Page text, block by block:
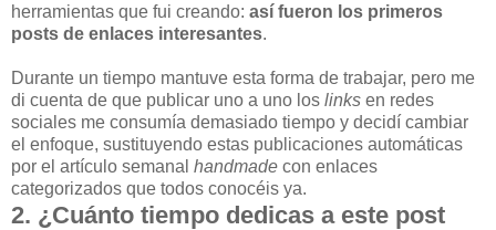
herramientas que fui creando: así fueron los primeros
posts de enlaces interesantes.
Durante un tiempo mantuve esta forma de trabajar, pero me
di cuenta de que publicar uno a uno los links en redes
sociales me consumía demasiado tiempo y decidí cambiar
el enfoque, sustituyendo estas publicaciones automáticas
por el artículo semanal handmade con enlaces
categorizados que todos conocéis ya.
2. ¿Cuánto tiempo dedicas a este post